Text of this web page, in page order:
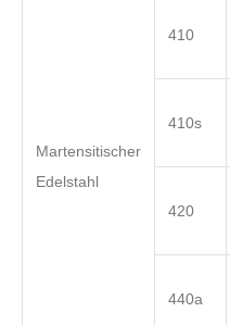
Martensitischer
Edelstahl
410
410s
420
440a